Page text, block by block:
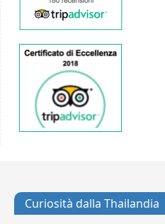
Curiosità dalla Thailandia